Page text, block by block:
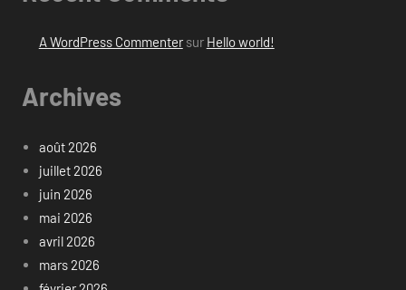
A WordPress Commentersur Hello world!
Archives
août 2026
juillet 2026
juin 2026
mai 2026
avril 2026
mars 2026